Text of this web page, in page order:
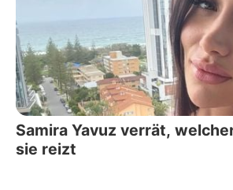
Samira Yavuz verrät,
sie reizt